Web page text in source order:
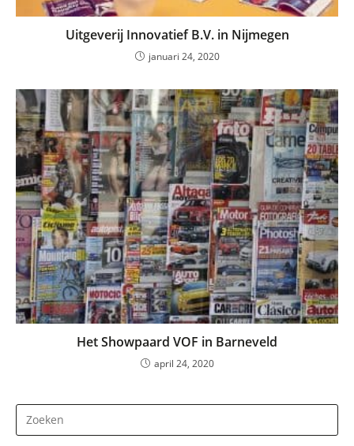
Uitgeverij Innovatief B.V. in Nijmegen
januari 24, 2020
Het Showpaard VOF in Barneveld
april 24, 2020
op